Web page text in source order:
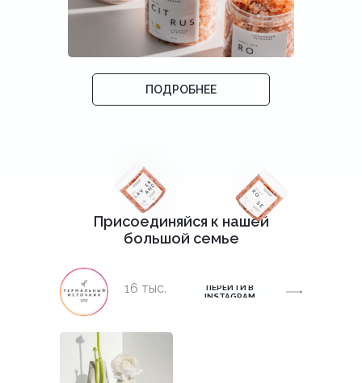
ПОДРОБНЕЕ
Присоединяйся к нашей
большой семье
16 тыс.
ПЕРЕЙТИ В
INSTAGRAM